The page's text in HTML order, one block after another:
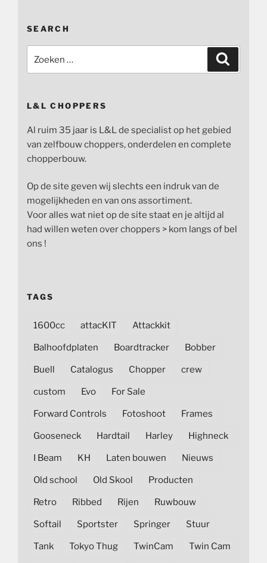
SEARCH
naar:
L&L CHOPPERS
Al ruim 35 jaar is L&L de specialist op het gebied
van zelfbouw choppers, onderdelen en complete
chopperbouw.
Op de site geven wij slechts een indruk van de
mogelijkheden en van ons assortiment.
Voor alles wat niet op de site staat en je altijd al
had willen weten over choppers > kom langs of bel
ons !
TAGS
1600cc attacKIT Attackkit
Balhoofdplaten Boardtracker Bobber
Buell Catalogus Chopper crew
custom Evo For Sale
Forward Controls Fotoshoot Frames
Gooseneck Hardtail Harley Highneck
I Beam KH Laten bouwen Nieuws
Old school Old Skool Producten
Retro Ribbed Rijen Ruwbouw
Softail Sportster Springer Stuur
Tank Tokyo Thug TwinCam Twin Cam